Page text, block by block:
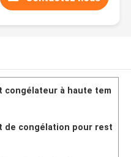
congélateur à haute tem
de congélation pour rest